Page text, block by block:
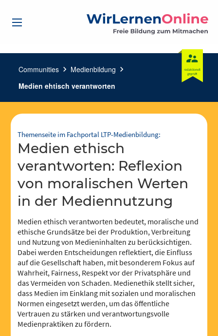
Communities chevron_right Medienbildung chevron_right
Medien ehtisch verantworten
Themenseite im Fachportal LTP-Medienbildung:
Medien ethisch
verantworten: Reflexion
von moralischen Werten
in der Mediennutzung
Medien ethisch verantworten bedeutet, moralische und
ethische Grundsätze bei der Produktion, Verbreitung
und Nutzung von Medieninhalten zu berücksichtigen.
Dabei werden Entscheidungen reflektiert, die Einfluss
auf die Gesellschaft haben, mit besonderem Fokus auf
Wahrheit, Fairness, Respekt vor der Privatsphäre und
das Vermeiden von Schaden. Medienethik stellt sicher,
dass Medien im Einklang mit sozialen und moralischen
Normen eingesetzt werden, um das öffentliche
Vertrauen zu stärken und verantwortungsvolle
Medienpraktiken zu fördern.